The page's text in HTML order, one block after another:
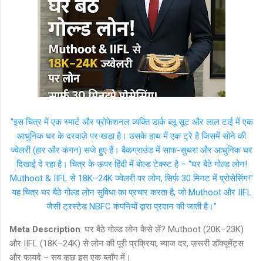
"इस चित्र में एक स्मार्ट और प्रोफेशनल व्यक्ति डार्क ब्लू सूट और लाल टाई में एक
आधुनिक घर के दरवाज़े पर खड़ा है। उसके हाथ में एक ट्रे है जिसमें सोने की
ज्वेलरी (हार और कंगन) सजे हुए हैं। बैकग्राउंड में साफ-सुथरा और आधुनिक घर
दिखाई दे रहा है। चित्र के ऊपर हिंदी में बोल्ड टेक्स्ट है – "घर बैठे गोल्ड लोन!
Muthoot & IIFL से 18K–24K ज्वेलरी पर लोन, सिर्फ 30 मिनट में प्रोसेसिंग!"
यह चित्र घर बैठे गोल्ड लोन सुविधा का प्रचार करता है, जो Muthoot और IIFL
जैसी ट्रस्टेड NBFC कंपनियों द्वारा प्रदान की जाती है।"
Meta Description: घर बैठे गोल्ड लोन कैसे लें? Muthoot (20K–23K)
और IIFL (18K–24K) से लोन की पूरी प्रक्रिया, ब्याज दर, ज़रूरी डॉक्यूमेंट्स
और फायदे – सब कुछ इस एक ब्लॉग में।